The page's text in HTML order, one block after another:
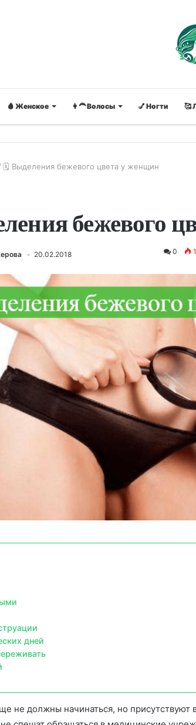
🩸 Женское 👩‍🦰 Волосы 💅 Ногти 🥰
🗓 Выделения бежевого цвета у женщин
бежевого
20.02.2018 0
дней
не должны начинаться, но присутствуют